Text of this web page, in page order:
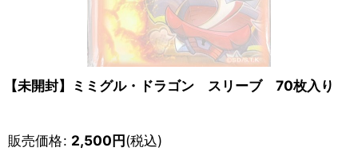
【未開封】ミミグル・ドラゴン スリーブ 70枚入り
販売価格: 2,500円(税込)